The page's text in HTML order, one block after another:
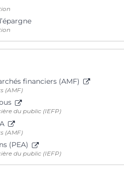
financiers (AMF)
(AMF)
du public (IEFP)
(AMF)
(PEA)
du public (IEFP)